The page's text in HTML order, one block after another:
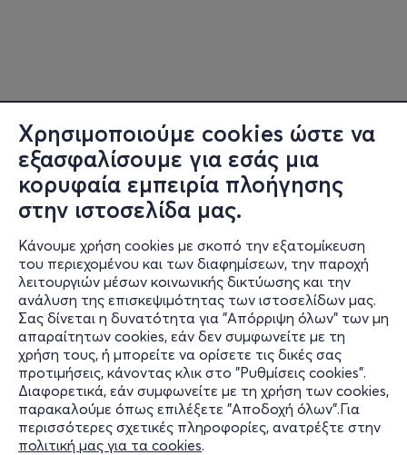
Χρησιμοποιούμε cookies ώστε να
εξασφαλίσουμε για εσάς μια
κορυφαία εμπειρία πλοήγησης
στην ιστοσελίδα μας.
Κάνουμε χρήση cookies με σκοπό την εξατομίκευση
του περιεχομένου και των διαφημίσεων, την παροχή
λειτουργιών μέσων κοινωνικής δικτύωσης και την
ανάλυση της επισκεψιμότητας των ιστοσελίδων μας.
Σας δίνεται η δυνατότητα για "Απόρριψη όλων" των μη
απαραίτητων cookies, εάν δεν συμφωνείτε με τη
χρήση τους, ή μπορείτε να ορίσετε τις δικές σας
προτιμήσεις, κάνοντας κλικ στο "Ρυθμίσεις cookies".
Διαφορετικά, εάν συμφωνείτε με τη χρήση των cookies,
παρακαλούμε όπως επιλέξετε "Αποδοχή όλων".Για
περισσότερες σχετικές πληροφορίες, ανατρέξτε στην
πολιτική μας για τα cookies.
Πληροφορίες
Υποστήριξη
Stay Connected